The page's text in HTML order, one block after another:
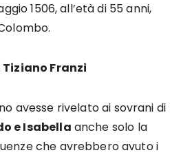
1506, all’età di 55 anni,
Tiziano Franzi
avesse rivelato ai sovrani di
e Isabella anche solo la
che avrebbero avuto i